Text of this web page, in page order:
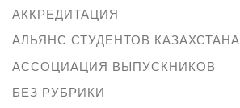
АККРЕДИТАЦИЯ
АЛЬЯНС СТУДЕНТОВ КАЗАХСТАНА
АССОЦИАЦИЯ ВЫПУСКНИКОВ
БЕЗ РУБРИКИ